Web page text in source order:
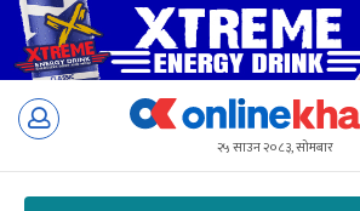
Skip
२५ साउन २०८३, सोमबार